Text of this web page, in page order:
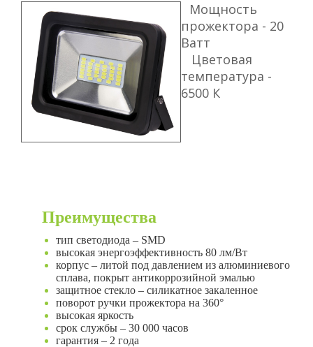
Мощность
прожектора - 20
Ватт
Цветовая
температура -
6500 К
Преимущества
тип светодиода – SMD
высокая энергоэффективность 80 лм/Вт
корпус – литой под давлением из алюминиевого
сплава, покрыт антикоррозийной эмалью
защитное стекло – силикатное закаленное
поворот ручки прожектора на 360°
высокая яркость
срок службы – 30 000 часов
гарантия – 2 года